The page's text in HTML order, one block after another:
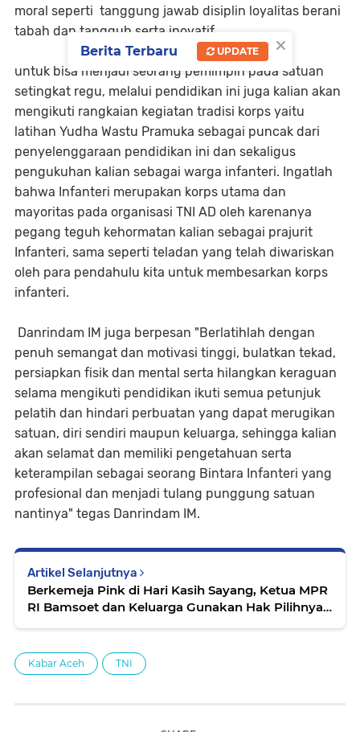
moral seperti tanggung jawab disiplin loyalitas berani
tabah dan tangguh serta inovatif
untuk bisa menjadi seorang pemimpin pada satuan
setingkat regu, melalui pendidikan ini juga kalian akan
mengikuti rangkaian kegiatan tradisi korps yaitu
latihan Yudha Wastu Pramuka sebagai puncak dari
penyelenggaraan pendidikan ini dan sekaligus
pengukuhan kalian sebagai warga infanteri. Ingatlah
bahwa Infanteri merupakan korps utama dan
mayoritas pada organisasi TNI AD oleh karenanya
pegang teguh kehormatan kalian sebagai prajurit
Infanteri, sama seperti teladan yang telah diwariskan
oleh para pendahulu kita untuk membesarkan korps
infanteri.
Danrindam IM juga berpesan "Berlatihlah dengan
penuh semangat dan motivasi tinggi, bulatkan tekad,
persiapkan fisik dan mental serta hilangkan keraguan
selama mengikuti pendidikan ikuti semua petunjuk
pelatih dan hindari perbuatan yang dapat merugikan
satuan, diri sendiri maupun keluarga, sehingga kalian
akan selamat dan memiliki pengetahuan serta
keterampilan sebagai seorang Bintara Infanteri yang
profesional dan menjadi tulang punggung satuan
nantinya" tegas Danrindam IM.
Artikel Selanjutnya
Berkemeja Pink di Hari Kasih Sayang, Ketua MPR
RI Bamsoet dan Keluarga Gunakan Hak Pilihnya
Kabar Aceh TNI
×
Berita Terbaru UPDATE